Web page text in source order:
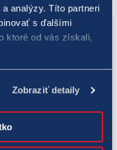
analýzy. Títo partneri
s ďalšími
ktoré od vás získali,
Zobraziť detaily